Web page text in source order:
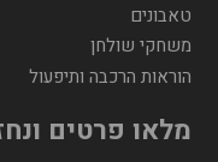
טאבונים
משחקי שולחן
הוראות הרכבה ותיפעול
מלאו פרטים